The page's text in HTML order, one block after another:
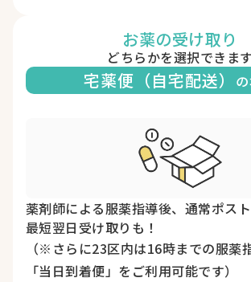
お薬の受け取り
どちらかを選択できます
宅薬便（自宅配送）
薬剤師による服薬指導後、通常ポスト
最短翌日受け取りも！
（※さらに23区内は16時までの服薬
「当日到着便」をご利用可能です）